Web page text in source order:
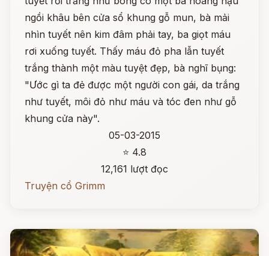
ngồi khâu bên cửa sổ khung gỗ mun, bà mải
nhìn tuyết nên kim đâm phải tay, ba giọt máu
rơi xuống tuyết. Thấy máu đỏ pha lẫn tuyết
trắng thành một màu tuyệt đẹp, bà nghĩ bụng:
"Ước gì ta đẻ được một người con gái, da trắng
như tuyết, môi đỏ như máu và tóc đen như gỗ
khung cửa này".
05-03-2015
⭐ 4.8
12,161 lượt đọc
Truyện cổ Grimm